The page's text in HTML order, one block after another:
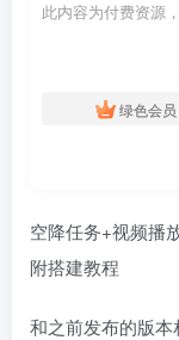
此内容为付费资源
绿色会员
空降任务+视频播
附搭建教程
和之前发布的版